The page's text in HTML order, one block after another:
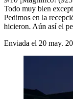
Todo muy bien
Pedimos en la
hicieron. Aún así el
Enviada el 20 may.